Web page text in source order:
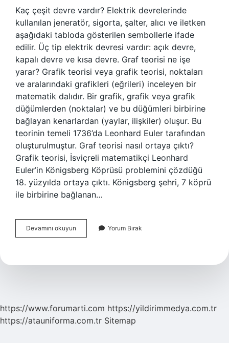
Kaç çeşit devre vardır? Elektrik devrelerinde
kullanılan jeneratör, sigorta, şalter, alıcı ve iletken
aşağıdaki tabloda gösterilen sembollerle ifade
edilir. Üç tip elektrik devresi vardır: açık devre,
kapalı devre ve kısa devre. Graf teorisi ne işe
yarar? Grafik teorisi veya grafik teorisi, noktaları
ve aralarındaki grafikleri (eğrileri) inceleyen bir
matematik dalıdır. Bir grafik, grafik veya grafik
düğümlerden (noktalar) ve bu düğümleri birbirine
bağlayan kenarlardan (yaylar, ilişkiler) oluşur. Bu
teorinin temeli 1736’da Leonhard Euler tarafından
oluşturulmuştur. Graf teorisi nasıl ortaya çıktı?
Grafik teorisi, İsviçreli matematikçi Leonhard
Euler’in Königsberg Köprüsü problemini çözdüğü
18. yüzyılda ortaya çıktı. Königsberg şehri, 7 köprü
ile birbirine bağlanan…
Devamını okuyun
Grafı
Yorum Bırak
https://www.forumarti.com https://yildirimmedya.com.tr
https://atauniforma.com.tr Sitemap